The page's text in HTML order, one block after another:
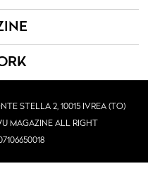
STELLA 2, 10015 IVREA (TO)
MAGAZINE ALL RIGHT